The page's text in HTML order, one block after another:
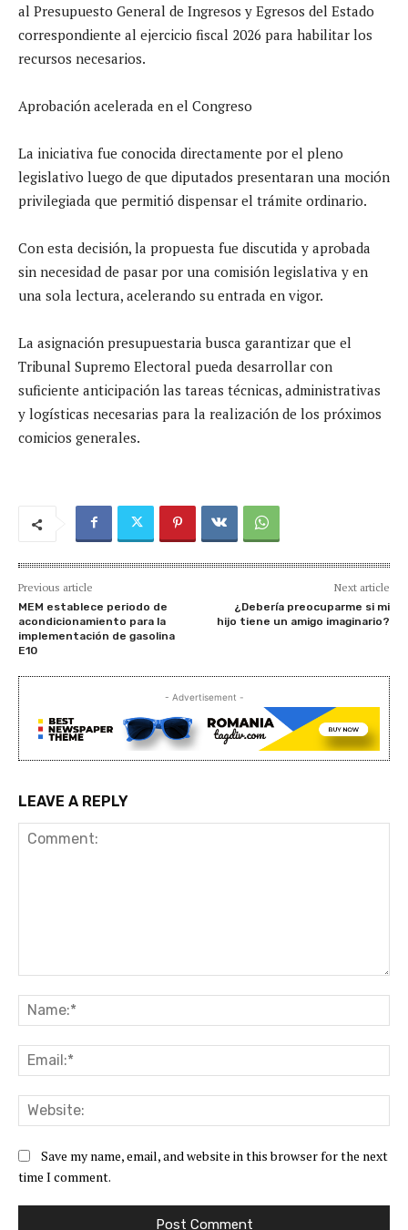
al Presupuesto General de Ingresos y Egresos del Estado
correspondiente al ejercicio fiscal 2026 para habilitar los
recursos necesarios.
Aprobación acelerada en el Congreso
La iniciativa fue conocida directamente por el pleno
legislativo luego de que diputados presentaran una moción
privilegiada que permitió dispensar el trámite ordinario.
Con esta decisión, la propuesta fue discutida y aprobada
sin necesidad de pasar por una comisión legislativa y en
una sola lectura, acelerando su entrada en vigor.
La asignación presupuestaria busca garantizar que el
Tribunal Supremo Electoral pueda desarrollar con
suficiente anticipación las tareas técnicas, administrativas
y logísticas necesarias para la realización de los próximos
comicios generales.
Previous article
MEM establece periodo de
acondicionamiento para la
implementación de gasolina
E10
Next article
¿Debería preocuparme si mi
hijo tiene un amigo imaginario?
- Advertisement -
LEAVE A REPLY
Save my name, email, and website in this browser for the next
time I comment.